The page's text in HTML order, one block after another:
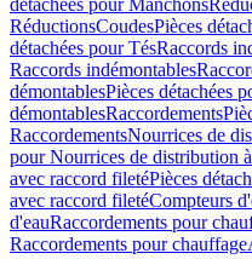
détachées pour Manchons
RéductionsCoudesPièces
détachées pour TésRaccords
Raccords indémontables
démontablesPièces détachées
démontablesRaccordements
RaccordementsNourrices de
pour Nourrices de distribution
avec raccord filetéPièces
avec raccord filetéCompteurs
d'eauRaccordements pour
Raccordements pour chauffage